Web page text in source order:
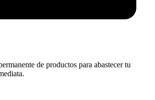
de productos para abastecer tu